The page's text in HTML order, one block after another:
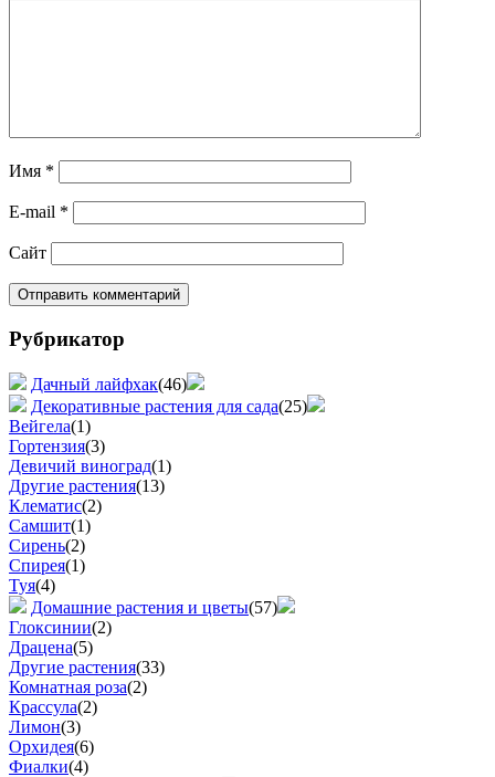
Имя *
E-mail *
Сайт
Рубрикатор
Дачный лайфхак(46)
Декоративные растения для сада(25)
Вейгела(1)
Гортензия(3)
Девичий виноград(1)
Другие растения(13)
Клематис(2)
Самшит(1)
Сирень(2)
Спирея(1)
Туя(4)
Домашние растения и цветы(57)
Глоксинии(2)
Драцена(5)
Другие растения(33)
Комнатная роза(2)
Крассула(2)
Лимон(3)
Орхидея(6)
Фиалки(4)